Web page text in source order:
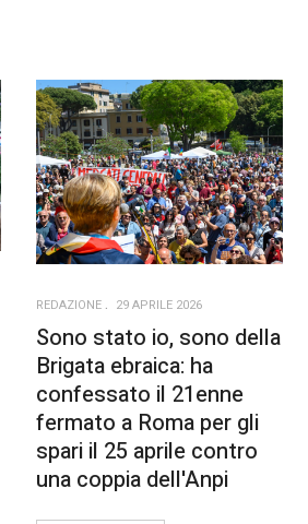
REDAZIONE 29 APRILE 2026
Sono stato io, sono della
Brigata ebraica: ha
confessato il 21enne
fermato a Roma per gli
spari il 25 aprile contro
una coppia dell'Anpi